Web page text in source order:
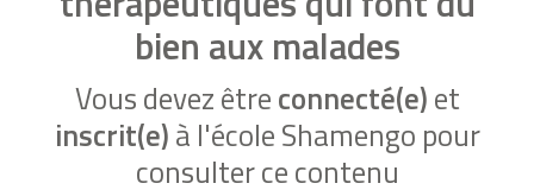
bien aux malades
Vous devez êtreconnecté(e)et
inscrit(e)à l'école Shamengo pour
consulter ce contenu